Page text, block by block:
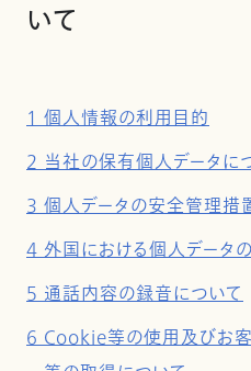
いて
1 個人情報の利用目的
2 当社の保有個人データに
3 個人データの安全管理措
4 外国における個人データ
5 通話内容の録音について
6 Cookie等の使用及びお